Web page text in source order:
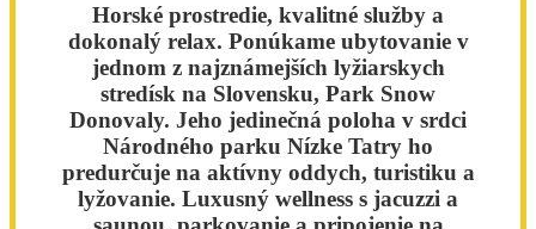
Horské prostredie, kvalitné služby a
dokonalý relax. Ponúkame ubytovanie v
jednom z najznámejších lyžiarskych
stredísk na Slovensku, Park Snow
Donovaly. Jeho jedinečná poloha v srdci
Národného parku Nízke Tatry ho
predurčuje na aktívny oddych, turistiku a
lyžovanie. Luxusný wellness s jacuzzi a